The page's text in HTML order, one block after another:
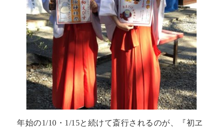
年始の1/10・1/15と続けて斎行されるのが、『初ヱ